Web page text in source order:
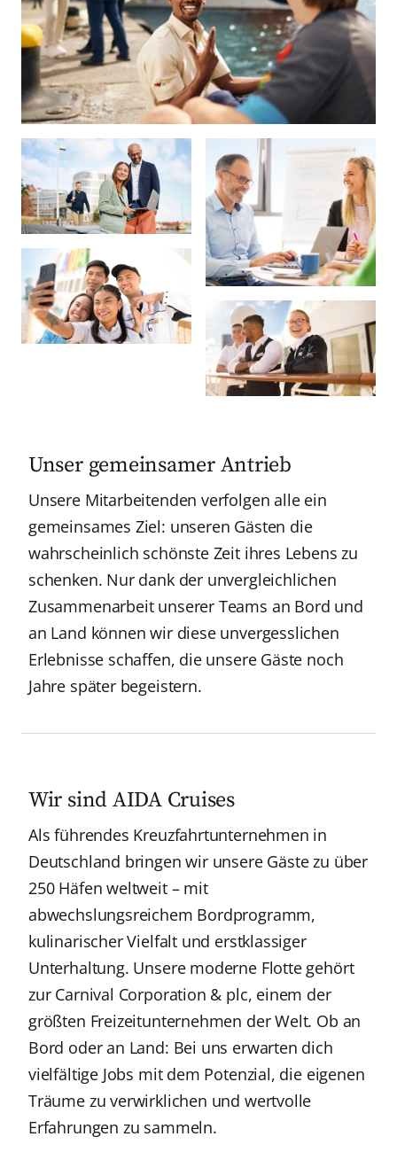
Unser gemeinsamer Antrieb
Unsere Mitarbeitenden verfolgen alle ein
gemeinsames Ziel: unseren Gästen die
wahrscheinlich schönste Zeit ihres Lebens zu
schenken. Nur dank der unvergleichlichen
Zusammenarbeit unserer Teams an Bord und
an Land können wir diese unvergesslichen
Erlebnisse schaffen, die unsere Gäste noch
Jahre später begeistern.
Wir sind AIDA Cruises
Als führendes Kreuzfahrtunternehmen in
Deutschland bringen wir unsere Gäste zu über
250 Häfen weltweit – mit
abwechslungsreichem Bordprogramm,
kulinarischer Vielfalt und erstklassiger
Unterhaltung. Unsere moderne Flotte gehört
zur Carnival Corporation & plc, einem der
größten Freizeitunternehmen der Welt. Ob an
Bord oder an Land: Bei uns erwarten dich
vielfältige Jobs mit dem Potenzial, die eigenen
Träume zu verwirklichen und wertvolle
Erfahrungen zu sammeln.